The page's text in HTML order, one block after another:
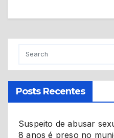
Posts Recentes
Suspeito de abusar
8 anos é preso no